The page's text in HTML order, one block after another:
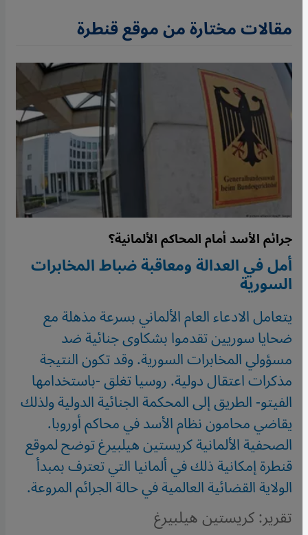
مقالات مختارة من موقع قنطرة
جرائم الأسد أمام المحاكم الألمانية؟
أمل في العدالة ومعاقبة ضباط المخابرات
السورية
يتعامل الادعاء العام الألماني بسرعة مذهلة مع
ضحايا سوريين تقدموا بشكاوى جنائية ضد
مسؤولي المخابرات السورية. وقد تكون النتيجة
مذكرات اعتقال دولية. روسيا تغلق -باستخدامها
الفيتو- الطريق إلى المحكمة الجنائية الدولية ولذلك
يقاضي محامون نظام الأسد في محاكم أوروبا.
الصحفية الألمانية كريستين هيلبيرغ توضح لموقع
قنطرة إمكانية ذلك في ألمانيا التي تعترف بمبدأ
الولاية القضائية العالمية في حالة الجرائم المروعة.
تقرير: كريستين هيلبيرغ